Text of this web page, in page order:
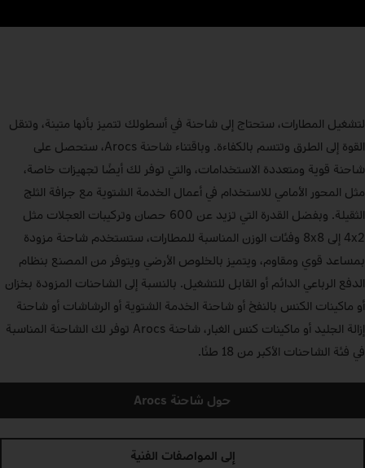
لتشغيل المطارات، ستحتاج إلى شاحنة في أسطولك تتميز بأنها متينة، وتنقل
القوة إلى الطرق وتتسم بالكفاءة. وباقتناء شاحنة Arocs، ستحصل على
شاحنة قوية ومتعددة الاستخدامات، والتي توفر لك أيضًا تجهيزات خاصة،
مثل المحور الأمامي للاستخدام في أعمال الخدمة الشتوية مع جرافة الثلج
الثقيلة. وبفضل القدرة التي تزيد عن 600 حصان وتركيبات العجلات مثل
4x2 إلى 8x8 وفئات الوزن المناسبة للمطارات، ستستخدم شاحنة مزودة
بمساعد قوي ومقاوم، ويتميز بالخلوص الأرضي ويتوفر من المصنع بنظام
الدفع الرباعي الدائم أو القابل للتشغيل. بالنسبة إلى الشاحنات المزودة بخزان
أو ماكينات الكنس بالنفخ أو شاحنة الخدمة الشتوية أو الرشاشات أو شاحنة
إزالة الجليد أو ماكينات كنس الغبار، شاحنة Arocs توفر لك الشاحنة المناسبة
في فئة الشاحنات الأكبر من 18 طنًا.
حول شاحنة Arocs
إلى المواصفات الفنية